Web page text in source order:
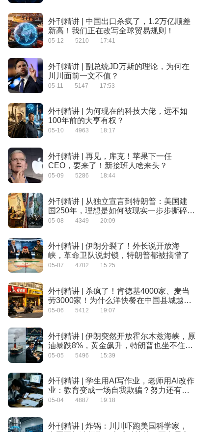
外刊精讲 | 中国出口杀疯了，1.2万亿顺差
新高！我们正在改写全球贸易规则！
05-12 5210 17:41
外刊精讲 | 副总统JD万斯的理论，为何在
川川面前一文不值？
05-11 5147 17:53
外刊精讲 | 为何现在的科技大佬，远不如
100年前的大亨有权？
05-10 4963 18:17
外刊精讲 | 再见，库克！苹果下一任
CEO，要来了！新接班人啥来头？
05-09 5286 18:44
外刊精讲 | 从独立宣言到特朗普：美国建
国250年，理想是如何被现实一步步撕碎
的？
05-08 4349 20:09
外刊精讲 | 伊朗分裂了！外长说开放海
峡，革命卫队说封锁，特朗普都被搞懵了
05-07 4702 15:25
外刊精讲 | 杀疯了！肯德基4000家、麦当
劳3000家！为什么洋快餐在中国县城越开
越猛？
05-06 5412 19:07
外刊精讲 | 伊朗突然开放霍尔木兹海峡，原
油暴跌8%，黄金飙升，特朗普也坐不住
了！
05-05 5496 15:39
外刊精讲 | 学生用AI写作业，老师用AI改作
业：教育变成一场自我欺骗？努力还有用
吗？
05-04 4887 19:18
外刊精讲 | 炸锅：川川吓跑美国科学家，